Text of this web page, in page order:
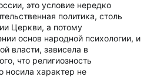
это условие нередко
политика, столь
Церкви, а потому
основ народной психологии, и
власти, зависела в
что религиозность
носила характер не